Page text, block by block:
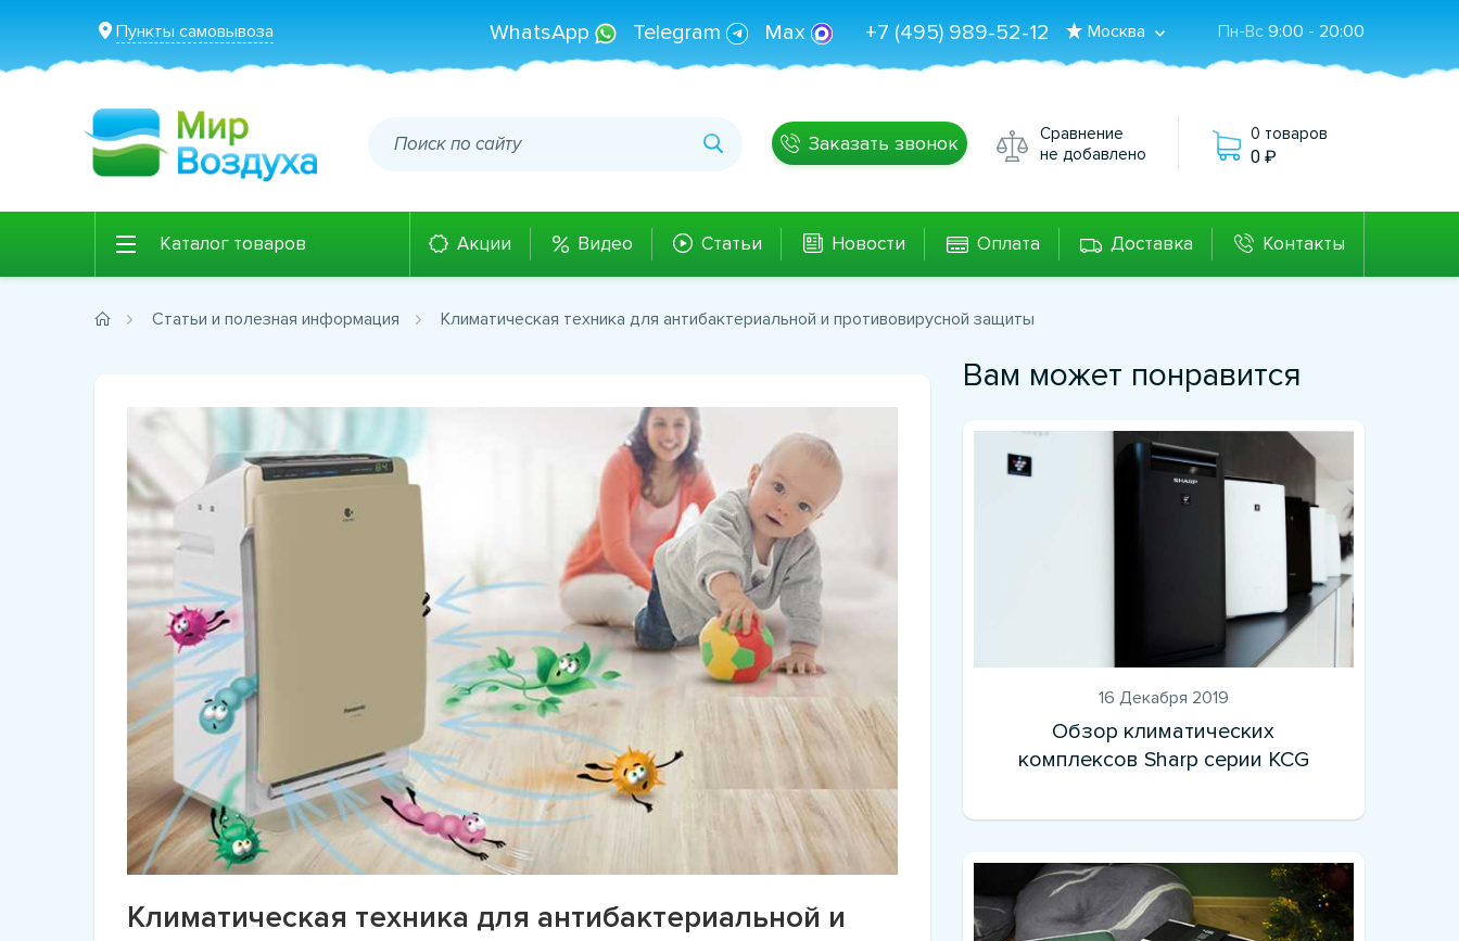
Пункты самовывоза Пн-Вс 9:00 - 20:00
Москва
+7 (495) 989-52-12
WhatsApp Telegram Max
Заказать звонок
Сравнение
не добавлено
0 товаров
0
Каталог товаров Акции Видео Статьи Новости Оплата Доставка Контакты
Статьи и полезная информация Климатическая техника для антибактериальной и противовирусной защиты
Климатическая техника для антибактериальной и
Вам может понравится
16 Декабря 2019
Обзор климатических
комплексов Sharp серии KCG